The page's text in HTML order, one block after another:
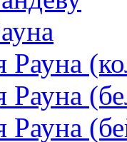
Рауна
Рауна
Рауна